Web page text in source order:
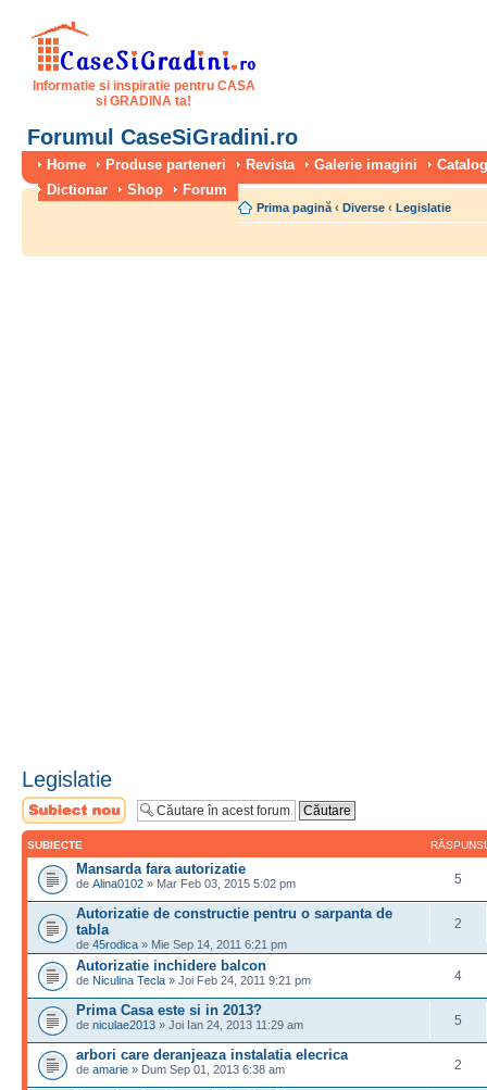
Informatie si inspiratie pentru CASA
si GRADINA ta!
Forumul CaseSiGradini.ro
Home Produse parteneri Revista Galerie imagini
Dictionar
Shop Forum
Prima pagină ‹ Diverse ‹ Legislatie
Legislatie
Scrie un subiect
nou
SUBIECTE
Mansarda fara autorizatie
de Alina0102 » Mar Feb 03, 2015 5:02 pm 5
Autorizatie de constructie pentru o sarpanta de
tabla
de 45rodica » Mie Sep 14, 2011 6:21 pm
2
Autorizatie inchidere balcon
de Niculina Tecla » Joi Feb 24, 2011 9:21 pm 4
Prima Casa este si in 2013?
de niculae2013 » Joi Ian 24, 2013 11:29 am 5
arbori care deranjeaza instalatia elecrica
de amarie » Dum Sep 01, 2013 6:38 am 2